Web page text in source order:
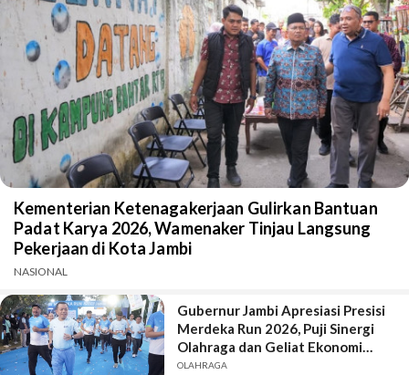
Kementerian Ketenagakerjaan Gulirkan Bantuan
Padat Karya 2026, Wamenaker Tinjau Langsung
Pekerjaan di Kota Jambi
NASIONAL
Gubernur Jambi Apresiasi Presisi
Merdeka Run 2026, Puji Sinergi
Olahraga dan Geliat Ekonomi
Daerah
OLAHRAGA